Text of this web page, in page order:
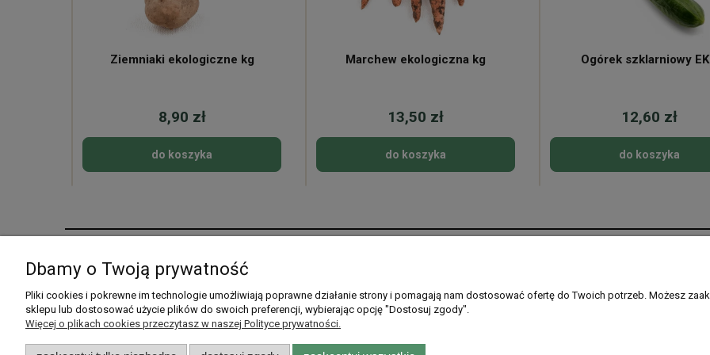
Ziemniaki ekologiczne kg
8,90 zł
do koszyka
Marchew ekologiczna kg
13,50 zł
do koszyka
Ogórek szklarniowy
12,60 zł
do koszyka
Pomoc
Pytania i odpowiedzi
Listy zakupowe
Twoje zamówienia
Ustawienia konta
Przechowalnia
Formy płatności
Gdzie dostarczamy
Regulamin sklepu
Dbamy o Twoją prywatność
Pliki cookies i pokrewne im technologie umożliwiają poprawne działanie strony i pomagają nam dostosować ofertę do Twoich potrzeb. Możesz
sklepu lub dostosować użycie plików do swoich preferencji, wybierając opcję "Dostosuj zgody".
Więcej o plikach cookies przeczytasz w naszej Polityce prywatności.